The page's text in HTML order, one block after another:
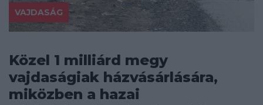
VAJDASÁG
Közel 1 milliárd megy
vajdaságiak házvásárlására,
miközben a hazai